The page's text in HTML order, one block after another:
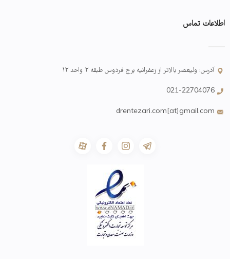
اطلاعات تماس
آدرس: ولیعصر بالاتر از زعفرانیه برج فردوس طبقه ۲ واحد ۱۲
021-22704076
drentezari.com[at]gmail.com